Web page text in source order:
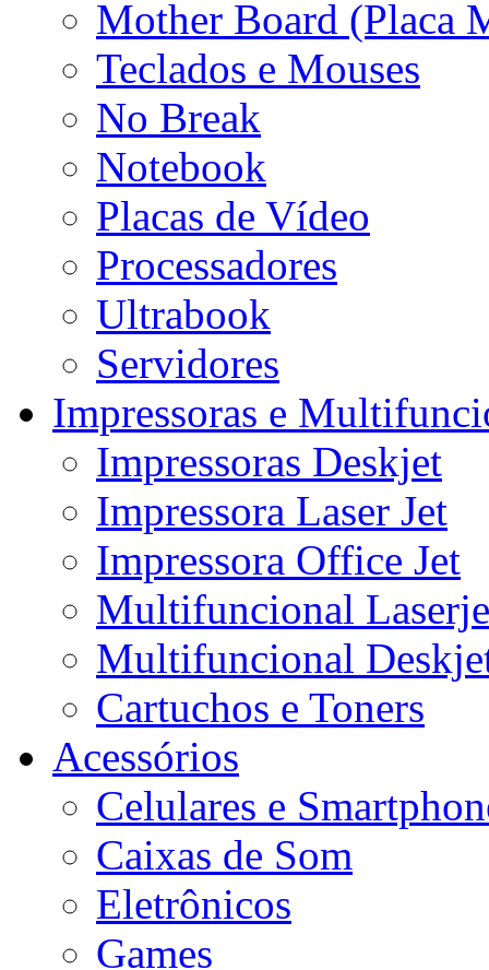
Mother Board (Placa
Teclados e Mouses
No Break
Notebook
Placas de Vídeo
Processadores
Ultrabook
Servidores
Impressoras e
Impressoras Deskjet
Impressora Laser Jet
Impressora Office Jet
Multifuncional
Multifuncional
Cartuchos e Toners
Acessórios
Celulares e
Caixas de Som
Eletrônicos
Games